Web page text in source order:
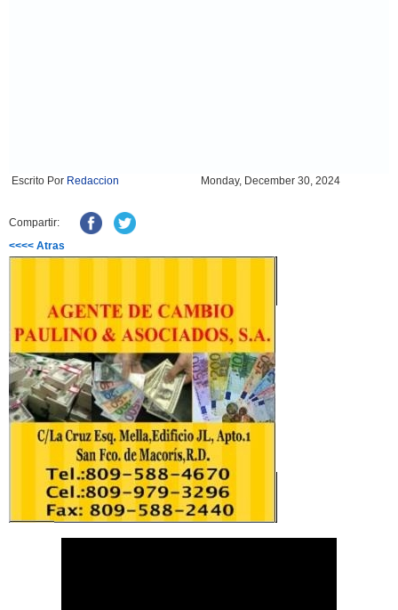
Escrito Por Redaccion Monday, December 30, 2024
Compartir:
<<<< Atras